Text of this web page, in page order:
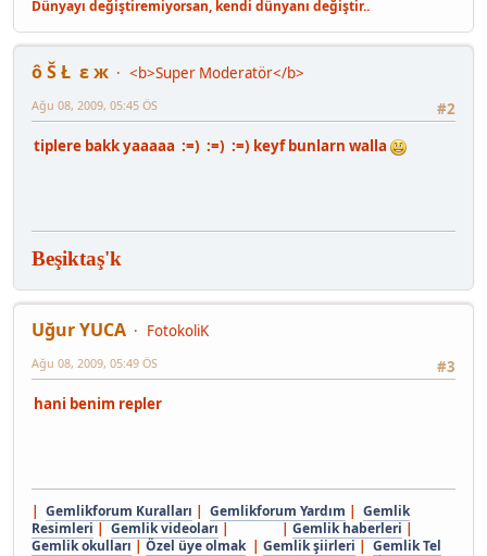
Dünyayı değiştiremiyorsan, kendi dünyanı değiştir..
ô Š Ł ε ж
<b>Super Moderatör</b>
#2
Ağu 08, 2009, 05:45 ÖS
tiplere bakk yaaaaa :=) :=) :=) keyf bunlarn walla
Beşiktaş'k
Uğur YUCA
FotokoliK
#3
Ağu 08, 2009, 05:49 ÖS
hani benim repler
| Gemlikforum Kuralları | Gemlikforum Yardım | Gemlik
Resimleri | Gemlik videoları | | Gemlik haberleri |
Gemlik okulları | Özel üye olmak| Gemlik şiirleri | Gemlik Tel